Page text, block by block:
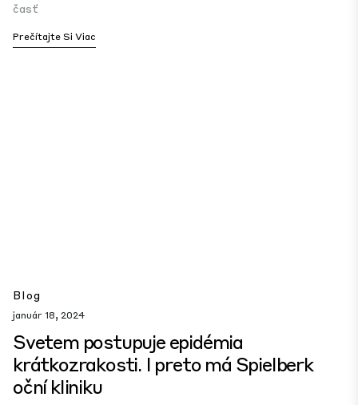
časť
Prečítajte Si Viac
Blog
január 18, 2024
Svetem postupuje epidémia
krátkozrakosti. I preto má Spielberk
oční kliniku